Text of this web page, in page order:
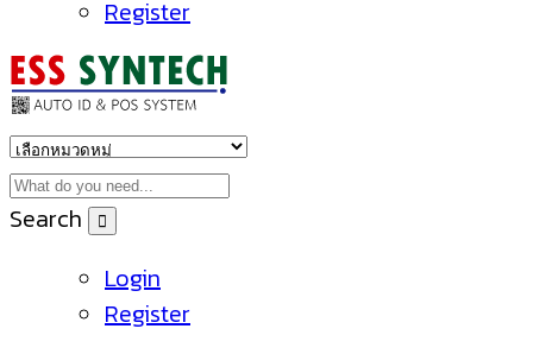
Register
Search
Login
Register